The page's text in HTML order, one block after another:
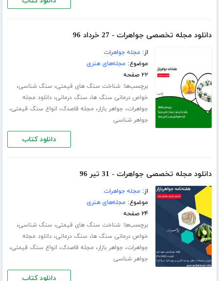
دانلود مجله تخصصی جواهرات - 27 خرداد 96
از: مجله جواهرات
موضوع: مجله‌های هنری
۲۲ صفحه
برچسب‌ها:شناخت سنگ های قیمتی، سنگ شناسی،
خواص درمانی سنگ ها، سنگ درمانی،دانلود مجله
جواهرات، جواهر بازار، مجله قاصدک، انواع سنگ قیمتی،
جواهر شناسی
دانلود کتاب
دانلود مجله تخصصی جواهرات - 31 تیر 96
از: مجله جواهرات
موضوع: مجله‌های هنری
۲۴ صفحه
برچسب‌ها:شناخت سنگ های قیمتی، سنگ شناسی،
خواص درمانی سنگ ها، سنگ درمانی،دانلود مجله
جواهرات، جواهر بازار، مجله قاصدک، انواع سنگ قیمتی،
جواهر شناسی
دانلود کتاب